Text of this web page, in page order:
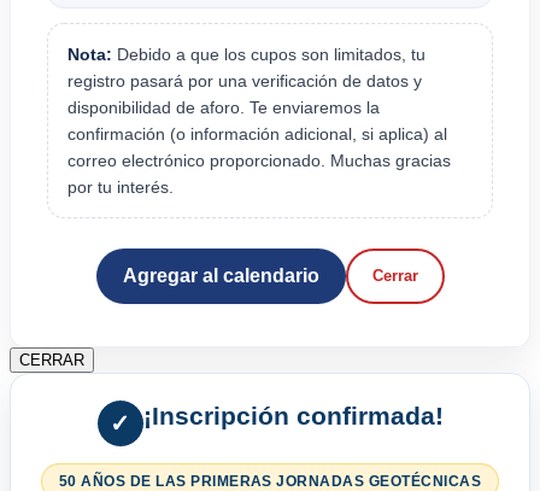
Nota: Debido a que los cupos son limitados, tu
registro pasará por una verificación de datos y
disponibilidad de aforo. Te enviaremos la
confirmación (o información adicional, si aplica) al
correo electrónico proporcionado. Muchas gracias
por tu interés.
Agregar al calendario Cerrar
CERRAR
✓ ¡Inscripción confirmada!
50 AÑOS DE LAS PRIMERAS JORNADAS GEOTÉCNICAS